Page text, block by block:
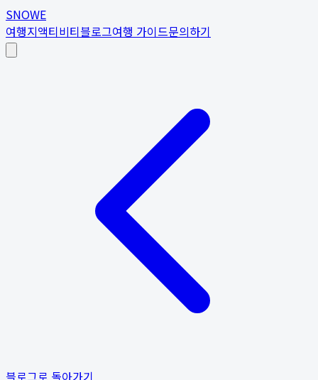
SNOWE
여행지액티비티블로그여행 가이드문의하기
블로그로 돌아가기